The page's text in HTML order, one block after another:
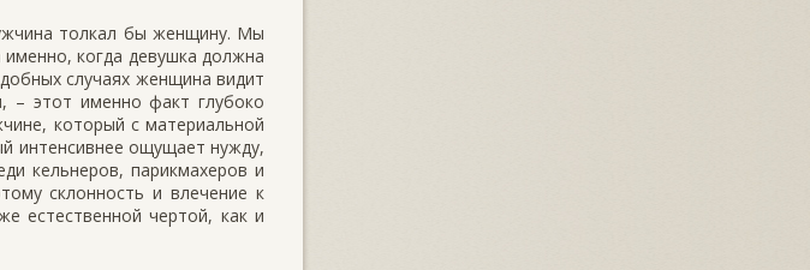
толкал бы женщину. Мы
когда девушка должна
случаях женщина видит
– этот именно факт глубоко
который с материальной
интенсивнее ощущает нужду,
кельнеров, парикмахеров и
склонность и влечение к
естественной чертой, как и